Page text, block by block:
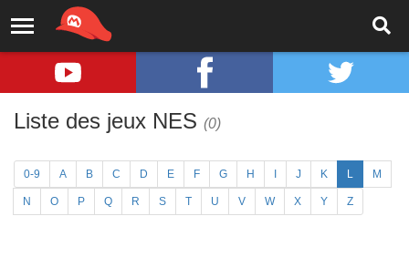
Liste des jeux NES (0)
0-9 A B C D E F G H J K L M
N O P Q R S T U V W X Y Z